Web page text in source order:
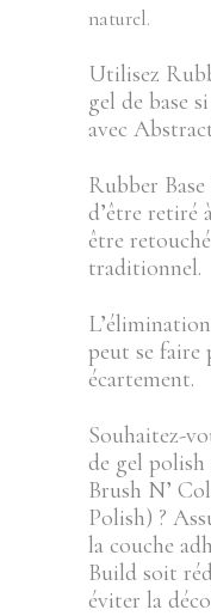
naturel.
Utilisez
gel de base
avec
Rubber
d’être retiré
être
traditionnel.
peut se faire
écartement.
Souhaitez-
de gel
Brush N’
Polish) ?
la couche
Build soit
éviter la